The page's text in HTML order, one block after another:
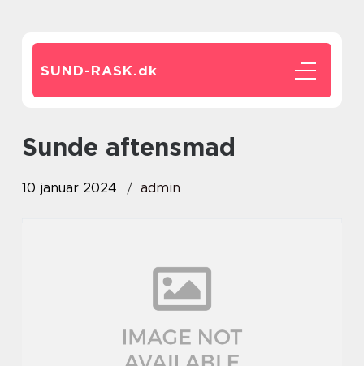
SUND-RASK.dk
sunde aftensmad
10 januar 2024 admin